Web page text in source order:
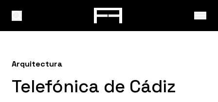
Arquitectura
Telefónica de Cádiz